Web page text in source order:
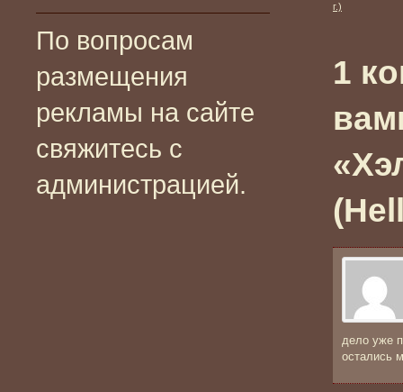
По вопросам
размещения
рекламы на сайте
свяжитесь с
администрацией.
г.)
1
дело уже
остались